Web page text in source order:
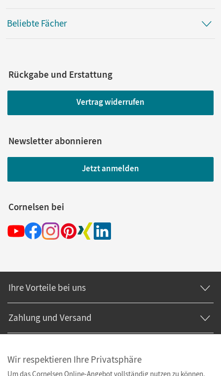
Beliebte Fächer
Rückgabe und Erstattung
Vertrag widerrufen
Newsletter abonnieren
Jetzt anmelden
Cornelsen bei
Ihre Vorteile bei uns
Zahlung und Versand
Wir respektieren Ihre Privatsphäre
Um das Cornelsen Online-Angebot vollständig nutzen zu können,